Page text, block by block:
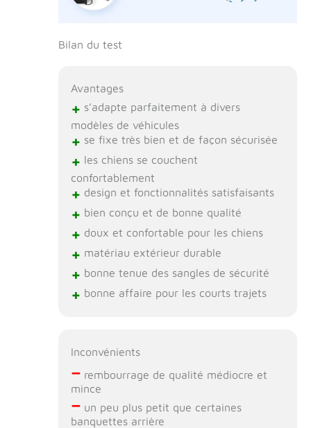
Bilan du test
Avantages
+ s’adapte parfaitement à divers
modèles de véhicules
+ se fixe très bien et de façon sécurisée
+ les chiens se couchent
confortablement
+ design et fonctionnalités satisfaisants
+ bien conçu et de bonne qualité
+ doux et confortable pour les chiens
+ matériau extérieur durable
+ bonne tenue des sangles de sécurité
+ bonne affaire pour les courts trajets
Inconvénients
–rembourrage de qualité médiocre et
mince
–un peu plus petit que certaines
banquettes arrière